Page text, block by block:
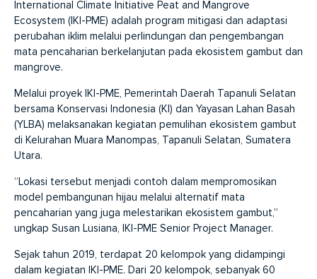
International Climate Initiative Peat and Mangrove
Ecosystem (IKI-PME) adalah program mitigasi dan adaptasi
perubahan iklim melalui perlindungan dan pengembangan
mata pencaharian berkelanjutan pada ekosistem gambut dan
mangrove.
Melalui proyek IKI-PME, Pemerintah Daerah Tapanuli Selatan
bersama Konservasi Indonesia (KI) dan Yayasan Lahan Basah
(YLBA) melaksanakan kegiatan pemulihan ekosistem gambut
di Kelurahan Muara Manompas, Tapanuli Selatan, Sumatera
Utara.
“Lokasi tersebut menjadi contoh dalam mempromosikan
model pembangunan hijau melalui alternatif mata
pencaharian yang juga melestarikan ekosistem gambut,”
ungkap Susan Lusiana, IKI-PME Senior Project Manager.
Sejak tahun 2019, terdapat 20 kelompok yang didampingi
dalam kegiatan IKI-PME. Dari 20 kelompok, sebanyak 60